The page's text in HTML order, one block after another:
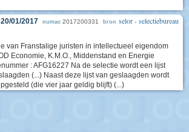
20/01/2017 numac 2017200331 bron selor - selectiebureau
van Franstalige juristen in intellectueel eigendom
Economie, K.M.O., Middenstand en Energie
: AFG16227 Na de selectie wordt een lijst
(...) Naast deze lijst van geslaagden wordt
(die vier jaar geldig blijft) (...)